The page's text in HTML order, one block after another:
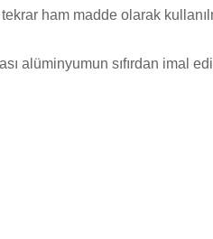
ham madde olarak
alüminyumun sıfırdan imal